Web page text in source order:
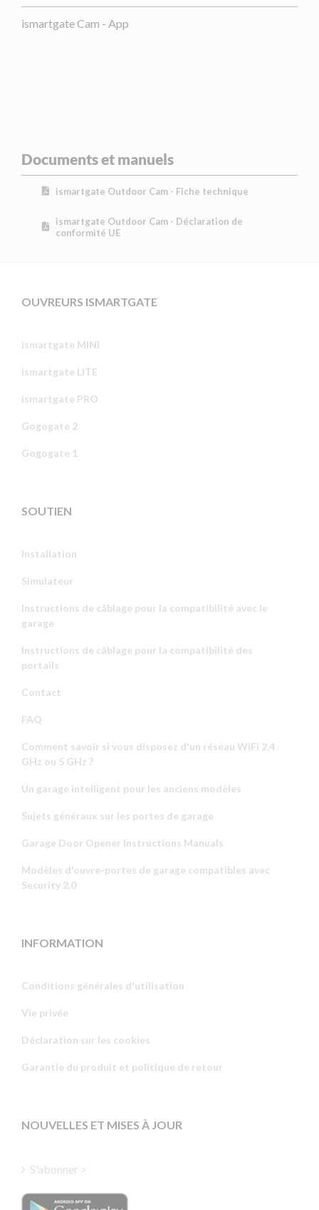
ismartgate Cam - App
Documents et manuels
ismartgate Outdoor Cam - Fiche technique
ismartgate Outdoor Cam - Déclaration de
conformité UE
OUVREURS ISMARTGATE
ismartgate MINI
ismartgate LITE
ismartgate PRO
Gogogate 2
Gogogate 1
SOUTIEN
Installation
Simulateur
Instructions de câblage pour la compatibilité avec le
garage
Instructions de câblage pour la compatibilité des
portails
Contact
FAQ
Comment savoir si vous disposez d'un réseau WiFi 2,4
GHz ou 5 GHz ?
Un garage intelligent pour les anciens modèles
Sujets généraux sur les portes de garage
Garage Door Opener Instructions Manuals
Modèles d'ouvre-portes de garage compatibles avec
Security 2.0
INFORMATION
Conditions générales d'utilisation
Vie privée
Déclaration sur les cookies
Garantie du produit et politique de retour
NOUVELLES ET MISES À JOUR
S'abonner >